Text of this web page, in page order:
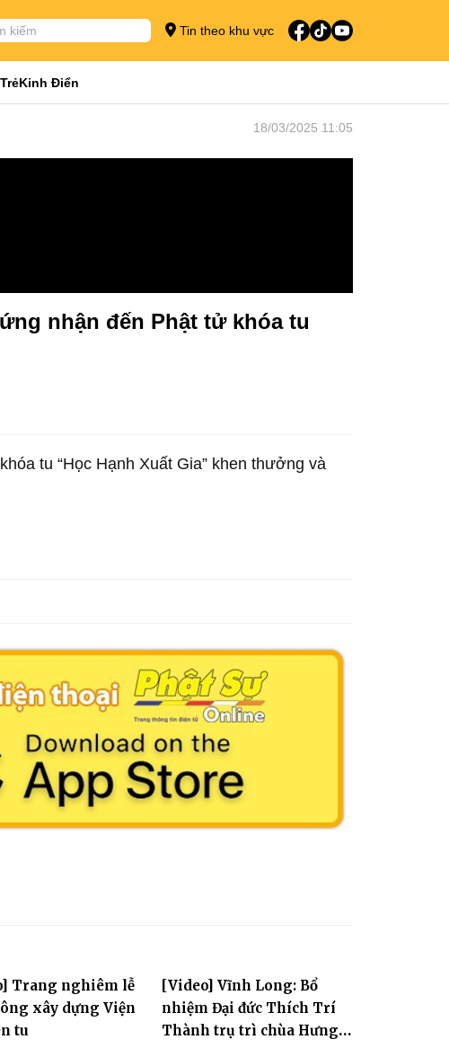
Tin theo khu vực
Kinh Điển
18/03/2025 11:05
nhận đến Phật tử khóa tu
tu “Học Hạnh Xuất Gia” khen thưởng và
Trang nghiêm lễ
xây dựng Viện
tu
[Video] Vĩnh Long: Bổ
nhiệm Đại đức Thích Trí
Thành trụ trì chùa Hưng